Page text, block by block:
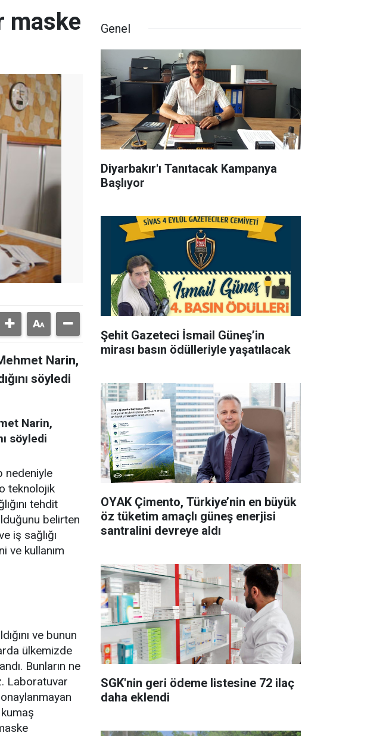
maske
Narin,
söyledi
Narin,
söyledi
nedeniyle
teknolojik
tehdit
belirten
iş sağlığı
ve kullanım
ve bunun
ülkemizde
Bunların ne
Laboratuvar
Genel
Diyarbakır'ı Tanıtacak Kampanya
Başlıyor
Şehit Gazeteci İsmail Güneş’in
mirası basın ödülleriyle yaşatılacak
OYAK Çimento, Türkiye’nin en büyük
öz tüketim amaçlı güneş enerjisi
santralini devreye aldı
SGK'nin geri ödeme listesine 72 ilaç
daha eklendi